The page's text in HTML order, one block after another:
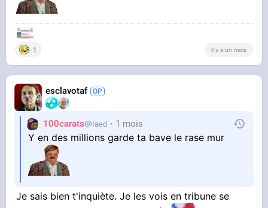
1 il y a un mois
esclavotaf
100carats Iaed 1 mois
Y en des millions garde ta bave le rase mur
Je sais bien t'inquiète. Je les vois en tribune se